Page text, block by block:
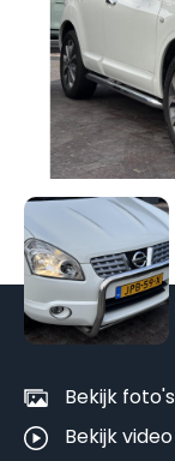
Bekijk foto's
Bekijk video